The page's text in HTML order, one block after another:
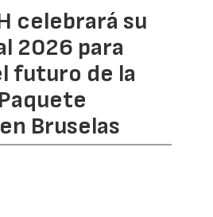
celebrará su
2026 para
futuro de la
Bruselas